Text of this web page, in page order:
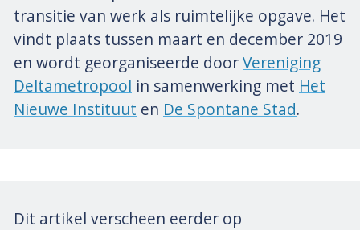
transitie van werk als ruimtelijke opgave. Het
vindt plaats tussen maart en december 2019
en wordt georganiseerde doorVereniging
Deltametropool in samenwerking met Het
Nieuwe Instituut en De Spontane Stad.
Dit artikel verscheen eerder op